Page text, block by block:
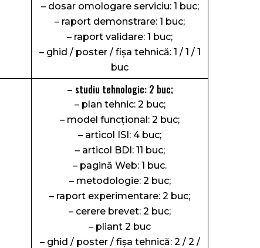
– dosar omologare serviciu: 1 buc;
– raport demonstrare: 1 buc;
– raport validare: 1 buc;
– ghid / poster / fişa tehnică: 1 / 1 / 1
buc
– studiu tehnologic: 2 buc;
– plan tehnic: 2 buc;
– model funcțional: 2 buc;
– articol ISI: 4 buc;
– articol BDI: 11 buc;
– pagină Web: 1 buc.
– metodologie: 2 buc;
– raport experimentare: 2 buc;
– cerere brevet: 2 buc;
– pliant 2 buc
– ghid / poster / fişa tehnică: 2 / 2 /